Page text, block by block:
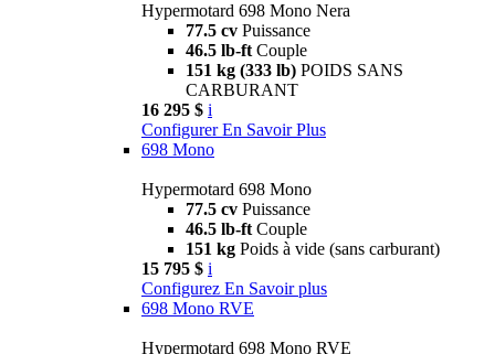
Hypermotard 698 Mono Nera
77.5 cv Puissance
46.5 lb-ft Couple
151 kg (333 lb) POIDS SANS
CARBURANT
16 295 $ i
Configurer En Savoir Plus
698 Mono
Hypermotard 698 Mono
77.5 cv Puissance
46.5 lb-ft Couple
151 kg Poids à vide (sans carburant)
15 795 $ i
Configurez En Savoir plus
698 Mono RVE
Hypermotard 698 Mono RVE